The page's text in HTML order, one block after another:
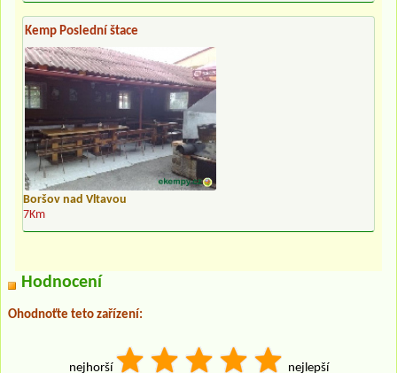
Kemp Poslední štace
Boršov nad Vltavou
7Km
Hodnocení
Ohodnoťte teto zařízení:
nejhorší nejlepší